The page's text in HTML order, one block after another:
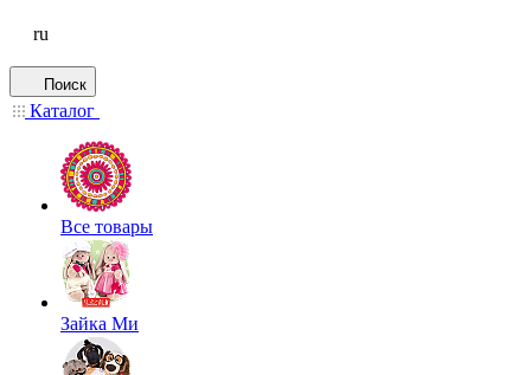
ru
Поиск
Каталог
Все товары
Зайка Ми